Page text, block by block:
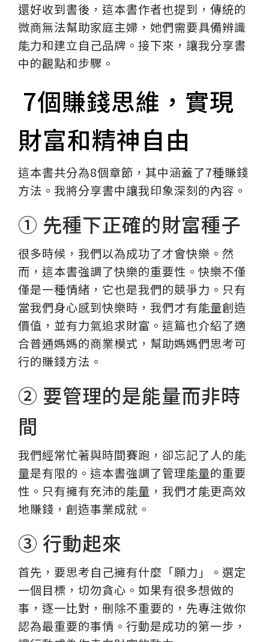
還好收到書後，這本書作者也提到，傳統的
微商無法幫助家庭主婦，她們需要具備辨識
能力和建立自己品牌。接下來，讓我分享書
中的觀點和步驟。
7個賺錢思維，實現
財富和精神自由
這本書共分為8個章節，其中涵蓋了7種賺錢
方法。我將分享書中讓我印象深刻的內容。
① 先種下正確的財富種子
很多時候，我們以為成功了才會快樂。然
而，這本書強調了快樂的重要性。快樂不僅
僅是一種情緒，它也是我們的競爭力。只有
當我們身心感到快樂時，我們才有能量創造
價值，並有力氣追求財富。這篇也介紹了適
合普通媽媽的商業模式，幫助媽媽們思考可
行的賺錢方法。
② 要管理的是能量而非時
間
我們經常忙著與時間賽跑，卻忘記了人的能
量是有限的。這本書強調了管理能量的重要
性。只有擁有充沛的能量，我們才能更高效
地賺錢，創造事業成就。
③ 行動起來
首先，要思考自己擁有什麼「願力」。選定
一個目標，切勿貪心。如果有很多想做的
事，逐一比對，刪除不重要的，先專注做你
認為最重要的事情。行動是成功的第一步，